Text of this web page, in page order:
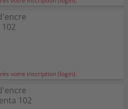
votre inscription (login).
102